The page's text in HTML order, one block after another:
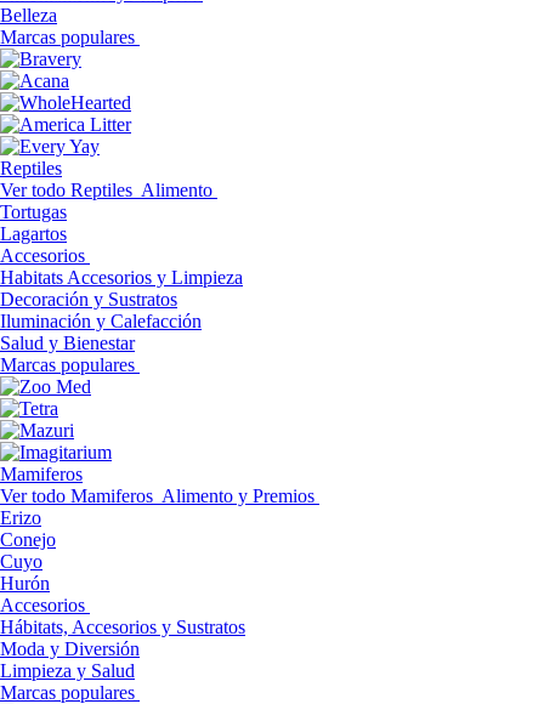
Belleza
Marcas populares
Reptiles
Ver todo Reptiles Alimento
Tortugas
Lagartos
Accesorios
Habitats Accesorios y Limpieza
Decoración y Sustratos
Iluminación y Calefacción
Salud y Bienestar
Marcas populares
Mamiferos
Ver todo Mamiferos Alimento y Premios
Erizo
Conejo
Cuyo
Hurón
Accesorios
Hábitats, Accesorios y Sustratos
Moda y Diversión
Limpieza y Salud
Marcas populares